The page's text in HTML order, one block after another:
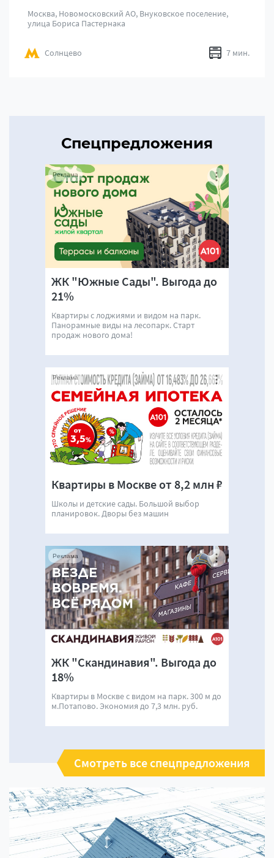
Москва, Новомосковский АО, Внуковское поселение,
улица Бориса Пастернака
Солнцево 7 мин.
Спецпредложения
ЖК "Южные Сады". Выгода до
21%
Квартиры с лоджиями и видом на парк.
Панорамные виды на лесопарк. Старт
продаж нового дома!
Реклама
Квартиры в Москве от 8,2 млн ₽
Школы и детские сады. Большой выбор
планировок. Дворы без машин
Реклама
ЖК "Скандинавия". Выгода до
18%
Квартиры в Москве с видом на парк. 300 м до
м.Потапово. Экономия до 7,3 млн. руб.
Реклама
Смотреть все спецпредложения